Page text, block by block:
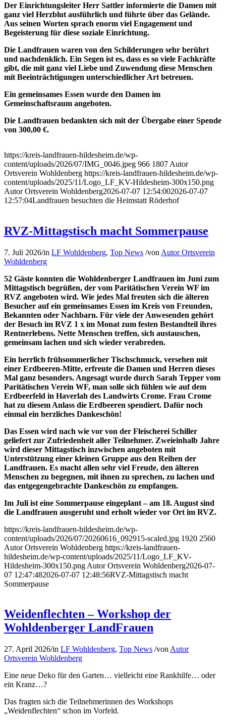
Der Einrichtungsleiter Herr Sattler informierte die Damen mit
ganz viel Herzblut ausführlich und führte über das Gelände.
Aus seinen Worten sprach enorm viel Engagement und
Begeisterung für diese soziale Einrichtung.
Die Landfrauen waren von den Schilderungen sehr berührt
und nachdenklich. Ein Segen ist es, dass es so viele Fachkräfte
gibt, die mit ganz viel Liebe und Zuwendung diese Menschen
mit Beeinträchtigungen unterschiedlicher Art betreuen.
Ein gemeinsames Essen wurde den Damen im
Gemeinschaftsraum angeboten.
Die Landfrauen bedankten sich mit der Übergabe einer Spende
von 300,00 €.
https://kreis-landfrauen-hildesheim.de/wp-
content/uploads/2026/07/IMG_0046.jpeg 966 1807 Autor
Ortsverein Wohldenberg https://kreis-landfrauen-hildesheim.de/wp-
content/uploads/2025/11/Logo_LF_KV-Hildesheim-300x150.png
Autor Ortsverein Wohldenberg2026-07-07 12:54:002026-07-07
12:57:04Landfrauen besuchten die Heimstatt Röderhof
RVZ-Mittagstisch macht Sommerpause
7. Juli 2026/in LF Wohldenberg, Top News /von Autor Ortsverein
Wohldenberg
52 Gäste konnten die Wohldenberger Landfrauen im Juni zum
Mittagstisch begrüßen, der vom Paritätischen Verein WF im
RVZ angeboten wird. Wie jedes Mal freuten sich die älteren
Besucher auf ein gemeinsames Essen im Kreis von Freunden,
Bekannten oder Nachbarn. Für viele der Anwesenden gehört
der Besuch im RVZ 1 x im Monat zum festen Bestandteil ihres
Rentnerlebens. Nette Menschen treffen, sich austauschen,
gemeinsam lachen und sich wieder verabreden.
Ein herrlich frühsommerlicher Tischschmuck, versehen mit
einer Erdbeeren-Mitte, erfreute die Damen und Herren dieses
Mal ganz besonders. Angesagt wurde durch Sarah Tepper vom
Paritätischen Verein WF, man solle sich fühlen wie auf dem
Erdbeerfeld in Haverlah des Landwirts Crome. Frau Crome
hat zu diesem Anlass die Erdbeeren spendiert. Dafür noch
einmal ein herzliches Dankeschön!
Das Essen wird nach wie vor von der Fleischerei Schiller
geliefert zur Zufriedenheit aller Teilnehmer. Zweieinhalb Jahre
wird dieser Mittagstisch inzwischen angeboten mit
Unterstützung einer kleinen Gruppe aus den Reihen der
Landfrauen. Es macht allen sehr viel Freude, den älteren
Menschen zu begegnen, mit ihnen zu sprechen, zu lachen und
das entgegengebrachte Dankeschön zu empfangen.
Im Juli ist eine Sommerpause eingeplant – am 18. August sind
die Landfrauen ausgeruht und erholt wieder vor Ort im RVZ.
https://kreis-landfrauen-hildesheim.de/wp-
content/uploads/2026/07/20260616_092915-scaled.jpg 1920 2560
Autor Ortsverein Wohldenberg https://kreis-landfrauen-
hildesheim.de/wp-content/uploads/2025/11/Logo_LF_KV-
Hildesheim-300x150.png Autor Ortsverein Wohldenberg2026-07-
07 12:47:482026-07-07 12:48:56RVZ-Mittagstisch macht
Sommerpause
Weidenflechten – Workshop der
Wohldenberger LandFrauen
27. April 2026/in LF Wohldenberg, Top News /von Autor
Ortsverein Wohldenberg
Eine neue Deko für den Garten… vielleicht eine Rankhilfe… oder
ein Kranz…?
Das fragten sich die Teilnehmerinnen des Workshops
„Weidenflechten“ schon im Vorfeld.